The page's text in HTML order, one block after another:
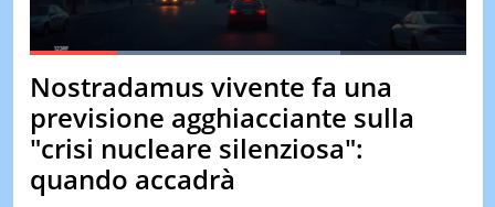
QUIZ
TEST
Pause Unmute
Loaded:71.32%
Nostradamus vivente fa una
previsione agghiacciante sulla
"crisi nucleare silenziosa":
quando accadrà